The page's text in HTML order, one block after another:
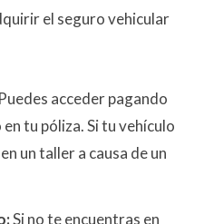
el seguro vehicular
Puedes acceder pagando
tu póliza. Si tu vehículo
un taller a causa de un
Si no te encuentras en